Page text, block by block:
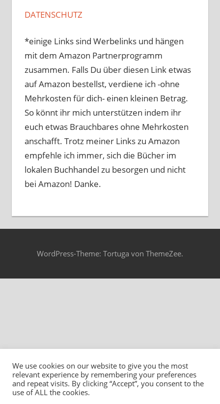
DATENSCHUTZ
*einige Links sind Werbelinks und hängen
mit dem Amazon Partnerprogramm
zusammen. Falls Du über diesen Link etwas
auf Amazon bestellst, verdiene ich -ohne
Mehrkosten für dich- einen kleinen Betrag.
So könnt ihr mich unterstützen indem ihr
euch etwas Brauchbares ohne Mehrkosten
anschafft. Trotz meiner Links zu Amazon
empfehle ich immer, sich die Bücher im
lokalen Buchhandel zu besorgen und nicht
bei Amazon! Danke.
WordPress-Theme: Tortuga von ThemeZee.
We use cookies on our website to give you the most
relevant experience by remembering your preferences
and repeat visits. By clicking “Accept”, you consent to the
use of ALL the cookies.